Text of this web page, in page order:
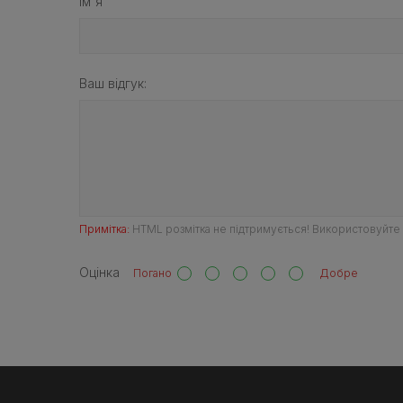
Ваш відгук:
Примітка: HTML розмітка не підтримується! Використовуйте
Оцінка Погано Добре